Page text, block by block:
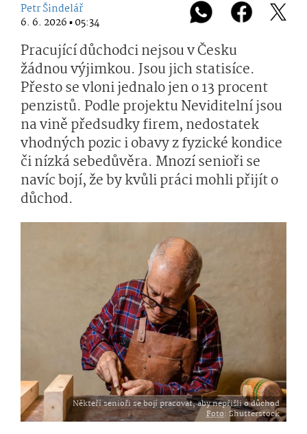
Petr Šindelář
6. 6. 2026 ▪ 05:34
Pracující důchodci nejsou v Česku
žádnou výjimkou. Jsou jich statisíce.
Přesto se vloni jednalo jen o 13 procent
penzistů. Podle projektu Neviditelní jsou
na vině předsudky firem, nedostatek
vhodných pozic i obavy z fyzické kondice
či nízká sebedůvěra. Mnozí senioři se
navíc bojí, že by kvůli práci mohli přijít o
důchod.
Někteří senioři se bojí pracovat, aby nepřišli o důchod
Foto: Shutterstock